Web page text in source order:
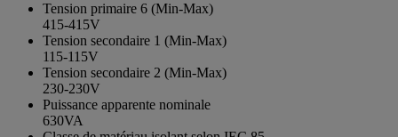
Tension primaire 6 (Min-Max)
415-415V
Tension secondaire 1 (Min-Max)
115-115V
Tension secondaire 2 (Min-Max)
230-230V
Puissance apparente nominale
630VA